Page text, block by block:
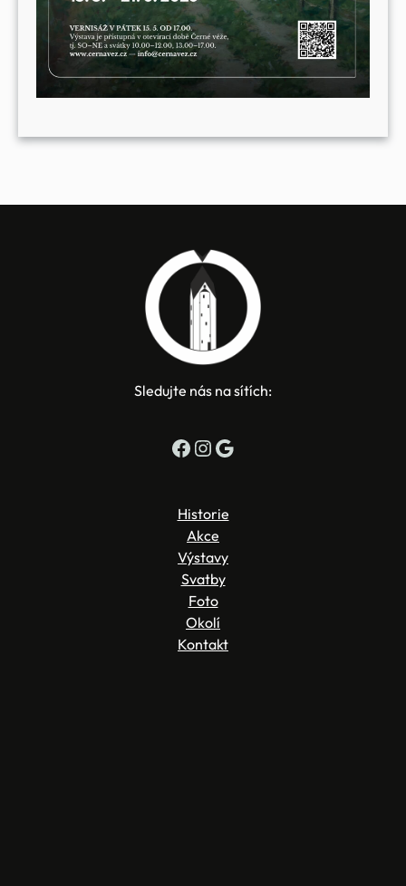
Sledujte nás na sítích:
Facebook Instagram Google
Historie
Akce
Výstavy
Svatby
Foto
Okolí
Kontakt